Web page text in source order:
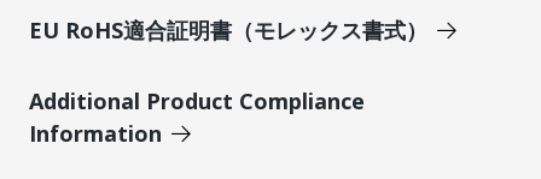
EU RoHS適合証明書（モレックス書式）
Additional Product Compliance
Information